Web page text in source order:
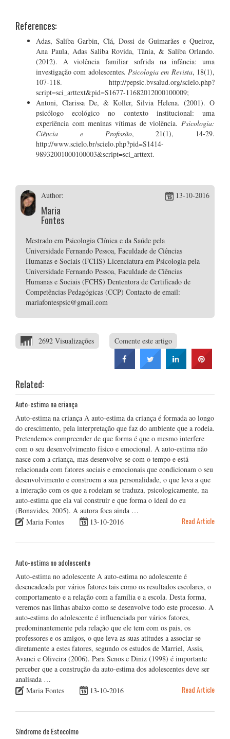
References:
Adas, Saliba Garbin, Clá, Dossi de Guimarães e Queiroz,
Ana Paula, Adas Saliba Rovida, Tânia, & Saliba Orlando.
(2012). A violência familiar sofrida na infância: uma
investigação com adolescentes. Psicologia em Revista, 18(1),
107-118. http://pepsic.bvsalud.org/scielo.php?
script=sci_arttext&pid=S1677-11682012000100009;
Antoni, Clarissa De, & Koller, Silvia Helena. (2001). O
psicólogo ecológico no contexto institucional: uma
experiência com meninas vítimas de violência. Psicologia:
Ciência e Profissão, 21(1), 14-29.
http://www.scielo.br/scielo.php?pid=S1414-
98932001000100003&script=sci_arttext.
Author:
Maria
Fontes
13-10-2016
Mestrado em Psicologia Clínica e da Saúde pela
Universidade Fernando Pessoa, Faculdade de Ciências
Humanas e Sociais (FCHS) Licenciatura em Psicologia pela
Universidade Fernando Pessoa, Faculdade de Ciências
Humanas e Sociais (FCHS) Dententora de Certificado de
Competências Pedagógicas (CCP) Contacto de email:
mariafontespsic@gmail.com
2692 Visualizações Comente este artigo
Related:
Auto-estima na criança
Auto-estima na criança A auto-estima da criança é formada ao longo
do crescimento, pela interpretação que faz do ambiente que a rodeia.
Pretendemos compreender de que forma é que o mesmo interfere
com o seu desenvolvimento físico e emocional. A auto-estima não
nasce com a criança, mas desenvolve-se com o tempo e está
relacionada com fatores sociais e emocionais que condicionam o seu
desenvolvimento e constroem a sua personalidade, o que leva a que
a interação com os que a rodeiam se traduza, psicologicamente, na
auto-estima que ela vai construir e que forma o ideal do eu
(Bonavides, 2005). A autora foca ainda …
Maria Fontes
13-10-2016 Read Article
Auto-estima no adolescente
Auto-estima no adolescente A auto-estima no adolescente é
desencadeada por vários fatores tais como os resultados escolares, o
comportamento e a relação com a família e a escola. Desta forma,
veremos nas linhas abaixo como se desenvolve todo este processo. A
auto-estima do adolescente é influenciada por vários fatores,
predominantemente pela relação que ele tem com os pais, os
professores e os amigos, o que leva as suas atitudes a associar-se
diretamente a estes fatores, segundo os estudos de Marriel, Assis,
Avanci e Oliveira (2006). Para Senos e Diniz (1998) é importante
perceber que a construção da auto-estima dos adolescentes deve ser
analisada …
Maria Fontes
13-10-2016 Read Article
Síndrome de Estocolmo